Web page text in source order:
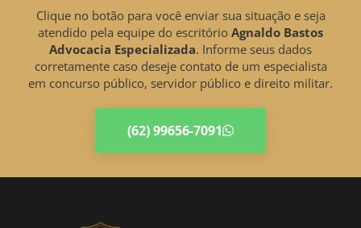
Clique no botão para você enviar sua situação e seja
atendido pela equipe do escritório Agnaldo Bastos
Advocacia Especializada. Informe seus dados
corretamente caso deseje contato de um especialista
em concurso público, servidor público e direito militar.
(62) 99656-7091